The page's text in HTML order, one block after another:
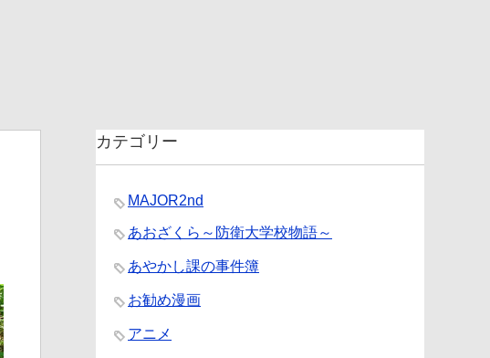
カテゴリー
MAJOR2nd
あおざくら～防衛大学校物語～
あやかし課の事件簿
お勧め漫画
アニメ